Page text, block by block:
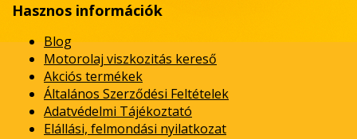
Hasznos információk
Blog
Motorolaj viszkozitás kereső
Akciós termékek
Általános Szerződési Feltételek
Adatvédelmi Tájékoztató
Elállási, felmondási nyilatkozat